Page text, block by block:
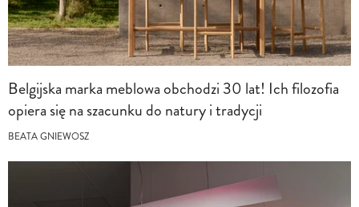
Belgijska marka meblowa obchodzi 30 lat! Ich filozofia
opiera się na szacunku do natury i tradycji
BEATA GNIEWOSZ